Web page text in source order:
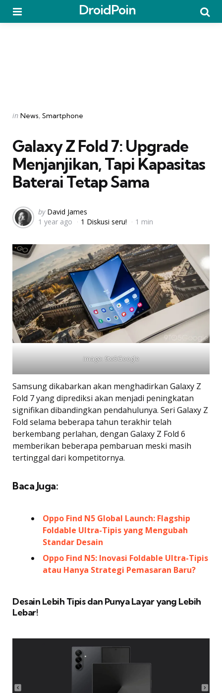
DroidPoin
Categories
Posted
in News Smartphone
Galaxy Z Fold 7: Upgrade
Menjanjikan, Tapi Kapasitas
Baterai Tetap Sama
Posted
by
by David James
1 year ago
1 Diskusi seru! 1 min
image: 9to5Google
Samsung dikabarkan akan menghadirkan Galaxy Z
Fold 7 yang diprediksi akan menjadi peningkatan
signifikan dibandingkan pendahulunya. Seri Galaxy Z
Fold selama beberapa tahun terakhir telah
berkembang perlahan, dengan Galaxy Z Fold 6
memberikan beberapa pembaruan meski masih
tertinggal dari kompetitornya.
Baca Juga:
Oppo Find N5 Global Launch: Flagship
Foldable Ultra-Tipis yang Mengubah
Standar Desain
Oppo Find N5: Inovasi Foldable Ultra-Tipis
atau Hanya Strategi Pemasaran Baru?
Desain Lebih Tipis dan Punya Layar yang Lebih
Lebar!